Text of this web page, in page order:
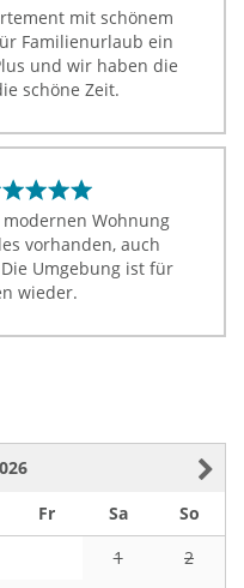
mit schönem
Familienurlaub ein
und wir haben die
schöne Zeit.
Wohnung
vorhanden, auch
Umgebung ist für
wieder.
Fr Sa
So
1
2